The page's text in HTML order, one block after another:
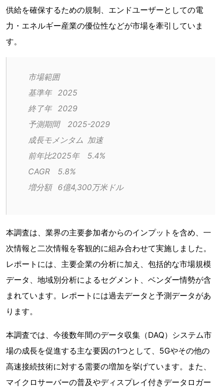
供給を確保するための規制、エンドユーザーとしての電
力・エネルギー産業の優位性などが市場を牽引していま
す。
市場範囲
基準年	2025
終了年	2029
予測期間	2025-2029
成長モメンタム	加速
前年比2025年	5.4%
CAGR	5.8%
増分額	6億4,300万米ドル
本調査は、業界の主要参加者からのインプットを含め、一
次情報と二次情報を客観的に組み合わせて実施しました。
レポートには、主要企業の分析に加え、包括的な市場規模
データ、地域別分析によるセグメント、ベンダー情勢が含
まれています。レポートには過去データと予測データがあ
ります。
本調査では、今後数年間のデータ収集（DAQ）システム市
場の成長を促進する主な要因の1つとして、5Gやその他の
高速接続技術に対する需要の増加を挙げています。また、
マイクロサーバーの普及やディスプレイ付きデータロガー